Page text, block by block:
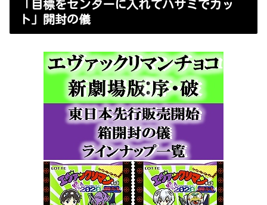
「目標をセンターに入れてハサミでカッ
ト」開封の儀